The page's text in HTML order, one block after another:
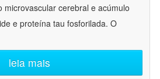
microvascular cerebral e acúmulo
e proteína tau fosforilada. O
leia mais